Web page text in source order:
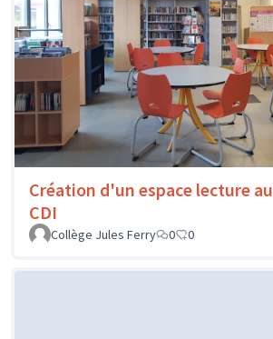
Création d'un espace lecture au
CDI
Collège Jules Ferry
0 0